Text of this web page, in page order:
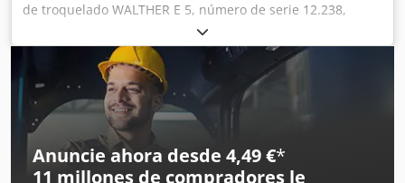
de troquelado WALTHER E 5, número de serie 12.238,
potencia 0,25 kW, año de fabricación 1976. Djdsztc Axjpfx
Aivsck
Anuncie ahora desde 4,49 €*
11 millones de compradores le